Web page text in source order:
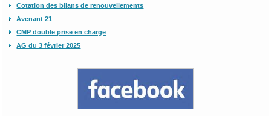
Cotation des bilans de renouvellements
Avenant 21
CMP double prise en charge
AG du 3 février 2025